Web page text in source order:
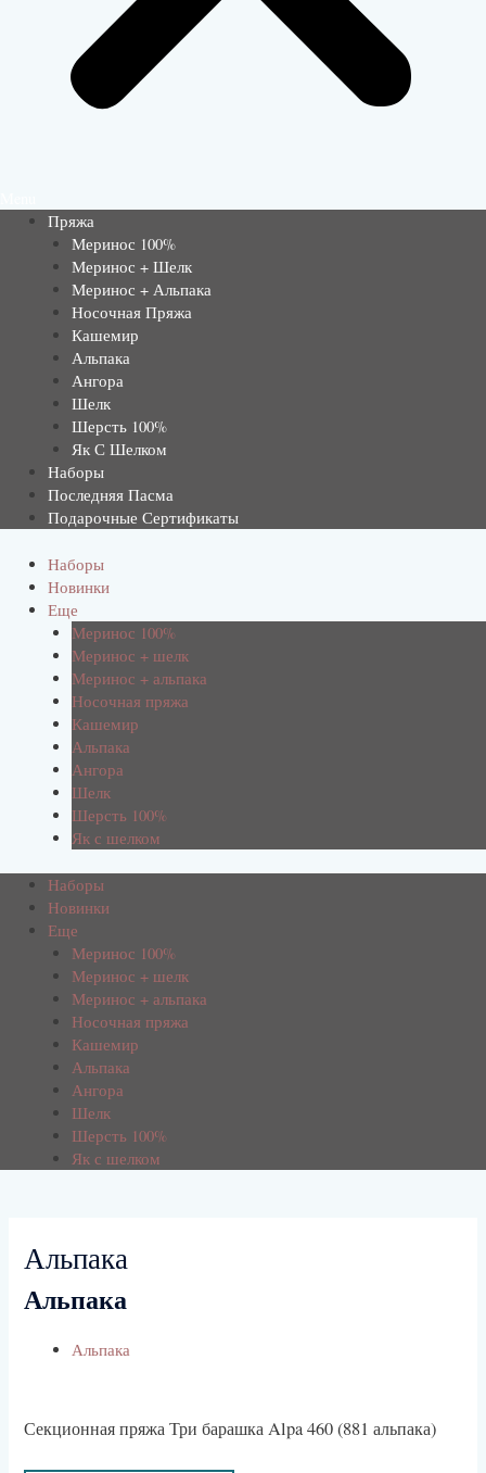
Пряжа
Меринос 100%
Меринос + Шелк
Меринос + Альпака
Носочная Пряжа
Кашемир
Альпака
Ангора
Шелк
Шерсть 100%
Як С Шелком
Наборы
Последняя Пасма
Подарочные Сертификаты
Наборы
Новинки
Еще
Меринос 100%
Меринос + шелк
Меринос + альпака
Носочная пряжа
Кашемир
Альпака
Ангора
Шелк
Шерсть 100%
Як с шелком
Наборы
Новинки
Еще
Меринос 100%
Меринос + шелк
Меринос + альпака
Носочная пряжа
Кашемир
Альпака
Ангора
Шелк
Шерсть 100%
Як с шелком
Альпака
Альпака
Альпака
Секционная пряжа Три барашка Alpa 460 (881 альпака)